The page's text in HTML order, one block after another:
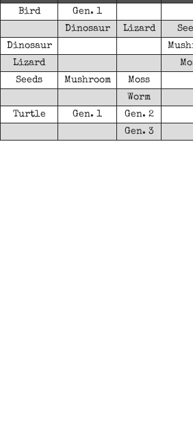
Bird
Gen. 1
Dinosaur Lizard
Dinosaur
Lizard
Seeds Mushroom
Moss
Worm
Turtle Gen. 1
Gen. 2
Gen. 3